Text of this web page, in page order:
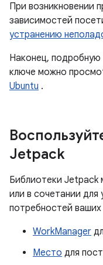
При возникновении
зависимостей
устранению
Наконец,
ключе можно
Ubuntu .
Jetpack
Библиотеки Jetpack
или в сочетании для
потребностей
WorkManager
Место для